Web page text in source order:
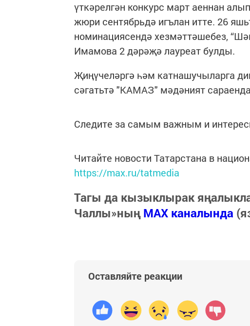
үткәрелгән конкурс март аеннан
жюри сентябрьдә игълан итте. 26
номинациясендә хезмәттәшебез,
Имамова 2 дәрәҗә лауреат булды.
Җиңүчеләргә һәм катнашучыларга
сәгатьтә "КАМАЗ" мәдәният
Следите за самым важным и
Читайте новости Татарстана в
https://max.ru/tatmedia
Тагы да кызыклырак
Чаллы»ныңMAX каналында
Оставляйте реакции